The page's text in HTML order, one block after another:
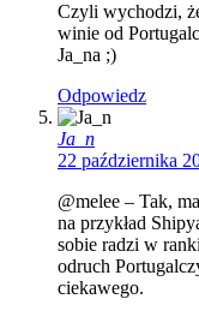
Czyli wychodzi,
winie od
Ja_na ;)
Odpowiedz
Ja_n
22 października
@melee – Tak,
na przykład
sobie radzi w
odruch
ciekawego.